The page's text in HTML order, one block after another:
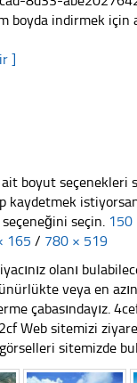
boyda indirmek için
]
boyut seçenekleri
seçin. 150
165 / 780 × 519
olanı
veya en
çabasındayız.
Web sitemizi
görselleri sitemizde